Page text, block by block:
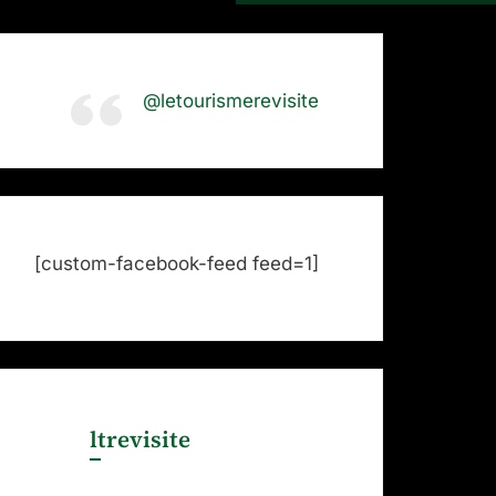
@letourismerevisite
[custom-facebook-feed feed=1]
ltrevisite